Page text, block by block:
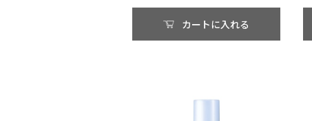
カートに入れる